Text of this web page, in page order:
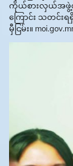
ကိုယ်စားလှယ်အဖွဲ့ဝင်
ကြောင်း သတင်း
မှီငြမ်း။